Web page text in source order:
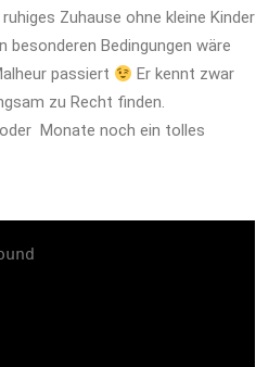
Zuhause ohne kleine Kinder
besonderen Bedingungen wäre
passiert
Er kennt zwar
zu Recht finden.
Monate noch ein tolles